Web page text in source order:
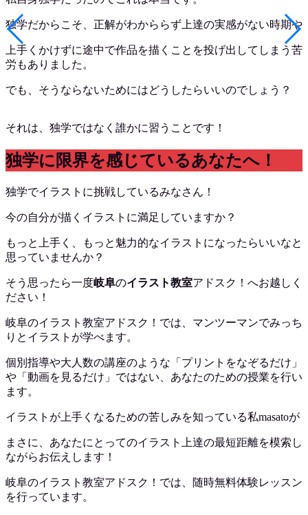
独学だからこそ、正解がわかららず上達の実感がない時期や
上手くかけずに途中で作品を描くことを投げ出してしまう苦
労もありました。
でも、そうならないためにはどうしたらいいのでしょう？
それは、独学ではなく誰かに習うことです！
独学に限界を感じているあなたへ！
独学でイラストに挑戦しているみなさん！
今の自分が描くイラストに満足していますか？
もっと上手く、もっと魅力的なイラストになったらいいなと
思っていませんか？
そう思ったら一度岐阜のイラスト教室アドスク！へお越しく
ださい！
岐阜のイラスト教室アドスク！では、マンツーマンでみっち
りとイラストが学べます。
個別指導や大人数の講座のような「プリントをなぞるだけ」
や「動画を見るだけ」ではない、あなたのための授業を行い
ます。
イラストが上手くなるための苦しみを知っている私masatoが
まさに、あなたにとってのイラスト上達の最短距離を模索し
ながらお伝えします！
岐阜のイラスト教室アドスク！では、随時無料体験レッスン
を行っています。